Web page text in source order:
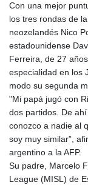
Con una mejor
los tres rondas de
neozelandés Nico
estadounidense
Ferreira, de 27
especialidad en los
modo su segunda
"Mi papá jugó con
dos partidos. De
conozco a nadie al
soy muy similar”,
argentino a la AFP.
Su padre, Marcelo
League (MISL) de